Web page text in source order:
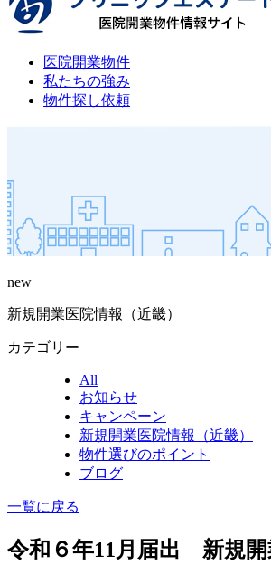
医院開業物件
私たちの強み
物件探し依頼
new
新規開業医院情報（近畿）
カテゴリー
All
お知らせ
キャンペーン
新規開業医院情報（近畿）
物件選びのポイント
ブログ
一覧に戻る
令和６年11月届出 新規開